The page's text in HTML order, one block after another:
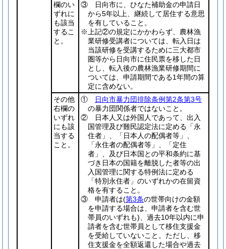
欄のい
ずれに
も該当
するこ
と。
③ 日向市に、ひなた補助金の申請日
から5年以上、継続して居住する意思
を有していること。
※上記②の規定にかかわらず、農林漁
業研修受講者については、転入日は
当該研修を受講するために三大都市
圏等から日向市に住民票を移した日
とし、転入後の農林漁業研修期間に
ついては、申請期間である1年間の算
定に含めない。
その他
右欄の
いずれ
にも該
当する
こと。
①
日向市暴力団排除条例第2条第3号
の暴力団関係者ではないこと。
② 日本人又は外国人であって、出入
国管理及び難民認定法に定める「永
住者」、「日本人の配偶者等」、
「永住者の配偶者等」、「定住
者」、及び日本国との平和条約に基
づき日本の国籍を離脱した者等の出
入国管理に関する特例法に定める
「特別永住者」のいずれかの在留資
格を有すること。
③ 申請者は(第3条の世帯向けの金額
を申請する場合は、申請者を含む世
帯員のいずれも) 、過去10年以内に申
請者を含む世帯員として移住支援金
を受給していないこと。ただし、移
住支援金を全額返還した場合や過去